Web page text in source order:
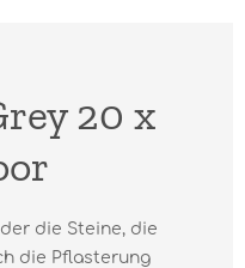
20 x
die Steine, die
die Pflasterung